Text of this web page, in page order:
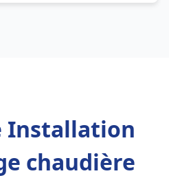
Installation
chaudière